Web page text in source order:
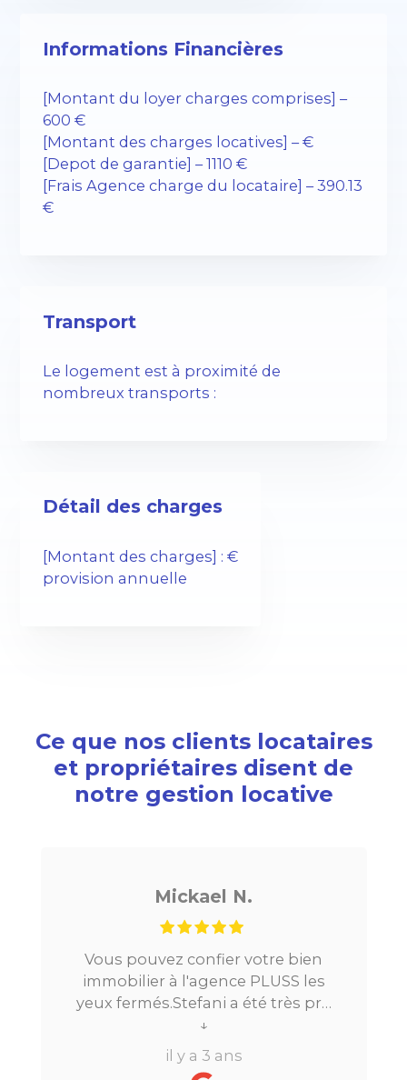
Informations Financières
[Montant du loyer charges comprises] –
600 €
[Montant des charges locatives] – €
[Depot de garantie] – 1110 €
[Frais Agence charge du locataire] – 390.13
€
Transport
Le logement est à proximité de
nombreux transports :
Détail des charges
[Montant des charges] : €
provision annuelle
Ce que nos clients locataires
et propriétaires disent de
notre gestion locative
confier votre bien
à l'agence PLUSS les
a été très pro
questions en moins de
Je cherchais un
Paris, tout s’est
la mise en